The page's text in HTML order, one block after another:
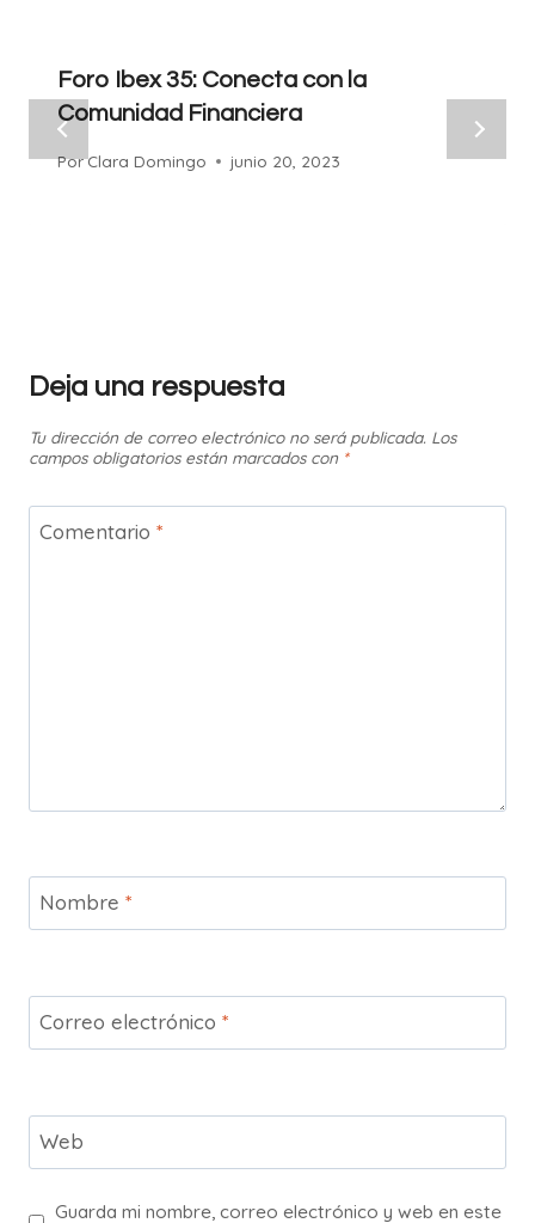
Foro Ibex 35: Conecta con la
Comunidad Financiera
PorClara Domingo junio 20, 2023
Deja una respuesta
Tu dirección de correo electrónico no será publicada. Los
campos obligatorios están marcados con *
Comentario *
Nombre *
Correo electrónico *
Web
Guarda mi nombre, correo electrónico y web en este